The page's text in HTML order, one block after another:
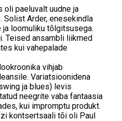
oli paeluvalt uudne ja
Arder, enesekindla
loomuliku tõlgitsusega.
Teised ansambli liikmed
kui vahepalade
vihjab
Variatsioonidena
ja blues) levis
neegrite vaba fantaasia
kui impromptu produkt.
kontsertsaali tõi oli Paul